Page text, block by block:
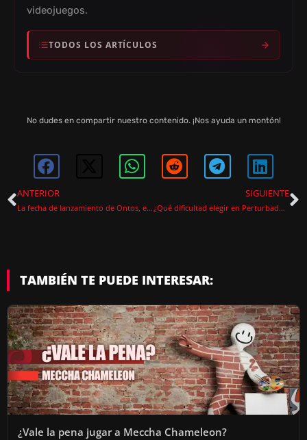
videojuegos.
TODOS LOS ARTÍCULOS
No dudes en compartir nuestro contenido. ¡Nos ayuda un montón!
ANTERIOR
La fecha de lanzamiento de Ontos, el nuevo juego de los creadores de SOMA, se retrasa
SIGUIENTE
¿Qué dificultad elegir en Perturbado de Netflix? Diferencias entre Estándar y Modo Historia
TAMBIÉN TE PUEDE INTERESAR:
¿Vale la pena jugar a Meccha Chameleon?